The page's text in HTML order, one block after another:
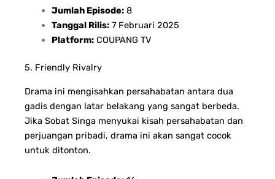
Jumlah Episode:8
Tanggal Rilis:7 Februari 2025
Platform:COUPANG TV
5. Friendly Rivalry
Drama ini mengisahkan persahabatan antara dua
gadis dengan latar belakang yang sangat berbeda.
Jika Sobat Singa menyukai kisah persahabatan dan
perjuangan pribadi, drama ini akan sangat cocok
untuk ditonton.